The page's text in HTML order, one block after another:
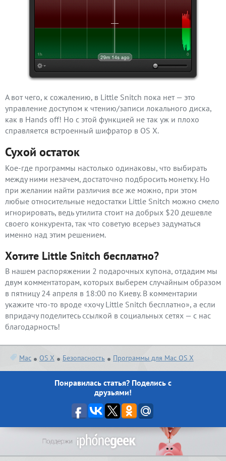
А вот чего, к сожалению, в Little Snitch пока нет — это
управление доступом к чтению/записи локального диска,
как в Hands off! Но с этой функцией не так уж и плохо
справляется встроенный шифратор в OS X.
Сухой остаток
Кое-где программы настолько одинаковы, что выбирать
между ними незачем, достаточно подбросить монетку. Но
при желании найти различия все же можно, при этом
любые относительные недостатки Little Snitch можно смело
игнорировать, ведь утилита стоит на добрых $20 дешевле
своего конкурента, так что советую всерьез задуматься
именно над этим решением.
Хотите Little Snitch бесплатно?
В нашем распоряжении 2 подарочных купона, отдадим мы
двум комментаторам, которых выберем случайным образом
в пятницу 24 апреля в 18:00 по Киеву. В комментарии
укажите что-то вроде «хочу Little Snitch бесплатно», а если
впридачу поделитесь ссылкой в социальных сетях — с нас
благодарность!
Mac OS X Безопасность Программы для Mac OS X
Понравилась статья? Поделись с
друзьями!